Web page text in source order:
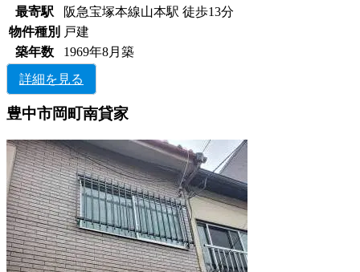
最寄駅
阪急宝塚本線山本駅 徒歩13分
物件種別 戸建
築年数
1969年8月築
詳細を見る
豊中市岡町南貸家